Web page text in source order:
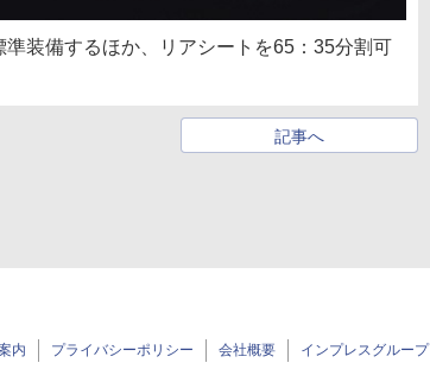
装備するほか、リアシートを65：35分割可
記事へ
内 プライバシーポリシー 会社概要 インプレスグループ